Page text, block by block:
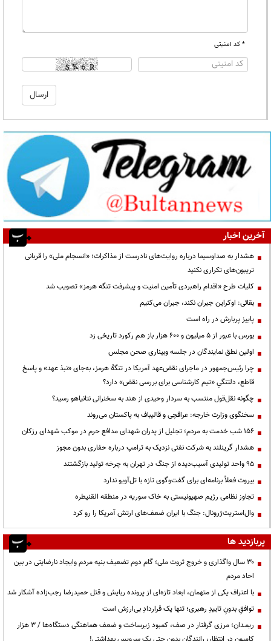
* کد امنیتی
آخرین اخبار
هشدار به صداوسیما درباره روایت‌های نادرست از مذاکرات؛ «انسجام ملی» را قربانی
تریبون‌های تکراری نکنید
کلیات طرح «اقدام راهبردی تأمین امنیت و پیشرفت تنگه هرمز» تصویب شد
بقائی: اوکراین جبران نکند، جبران می‌کنیم
پاییز پربارش در راه است
بورس با عبور از ۵ میلیون و ۶۰۰ هزار باز هم رکورد تاریخی زد
اولین نطق نمایندگان در جلسه وبیناری صحن مجلس
چرا رئیس‌جمهور در ماجرای نقض‌عهد آمریکا در تنگهٔ هرمز، به‌جای «نبذ عهد» و پاسخ
قاطع، دلتنگیِ «تیم کارشناسی برای بررسی نقض» دارد؟
چگونه نقل‌قول منتسب به سردار وحیدی از هند به سخنرانی نتانیاهو رسید؟
سخنگوی وزارت خارجه: عراقچی و قالیباف به پاکستان می‌روند
۱۵۶ شب خدمت به مردم؛ تجلیل از پدران شهدای مدافع حرم در موکب شهدای رزکان
هشدار گرینلند به شرکت نفتی نزدیک به ترامپ درباره حفاری بدون مجوز
95 واحد تولیدی آسیب‌دیده از جنگ در تهران به چرخه تولید بازگشتند
بیروت فعلاً برنامه‌ای برای گفت‌وگوی تازه با تل‌آویو ندارد
تجاوز نظامی رژیم صهیونیستی به خاک سوریه در منطقه القنیطره
وال‌استریت‌ژرونال: جنگ با ایران ضعف‌های ارتش آمریکا را رو کرد
پربازدید ها
۳۰ سال واگذاری و خروج ثروت ملی؛ گام دوم تضعیف بنیه مردم وایجاد نارضایتی در بین
احاد مردم
با اعتراف یکی از متهمان، ابعاد تازه‌ای از پرونده ربایش و قتل حمیدرضا رجب‌زاده آشکار شد
توافقِ بدونِ تاییدِ رهبری؛ تنها یک قراردادِ بی‌ارزش است
ریمـدان؛ مرزی گرفتار در صف، کمبود زیرساخت و ضعف هماهنگی دستگاه‌ها / ۳ هزار